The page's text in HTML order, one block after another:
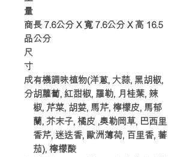
量
商
品
尺
寸
長 7.6公分 X 寬 7.6公分 X 高 16.5
公分
成
分
有機調味植物(洋蔥, 大蒜, 黑胡椒,
胡蘿蔔, 紅甜椒, 羅勒, 月桂葉, 辣
椒, 芹菜, 胡荽, 馬芹, 檸檬皮, 馬郁
蘭, 芥末子, 橘皮 ,奧勒岡草, 巴西里
香芹, 迷迭香, 歐洲薄荷, 百里香, 蕃
茄), 檸檬酸